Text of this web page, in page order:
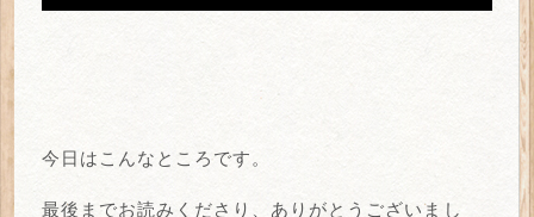
今日はこんなところです。
最後までお読みくださり、ありがとうございまし